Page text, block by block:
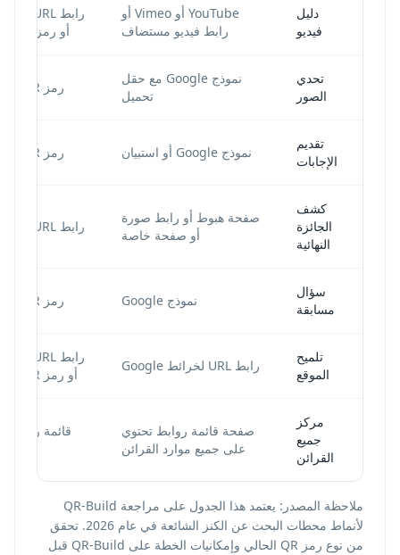
دليل
فيديو
YouTube أو Vimeo أو
رابط فيديو مستضاف
أو رمز QR فيديو
تحدي
الصور
نموذج Google مع حقل
تحميل
رمز QR لنموذج
تقديم
الإجابات
نموذج Google أو استبيان رمز QR لنموذج
كشف
الجائزة
النهائية
صفحة هبوط أو رابط صورة
أو صفحة خاصة
رابط URL ديناميكي
سؤال
مسابقة
نموذج Google رمز QR لنموذج
تلميح
الموقع
رابط URL لخرائط Google
أو رمز QR للموقع
مركز
جميع
القرائن
صفحة قائمة روابط تحتوي
على جميع موارد القرائن
قائمة روابط
ملاحظة المصدر: يعتمد هذا الجدول على مراجعة QR-Build
لأنماط محطات البحث عن الكنز الشائعة في عام 2026. تحقق
من نوع رمز QR الحالي وإمكانيات الخطة على QR-Build قبل